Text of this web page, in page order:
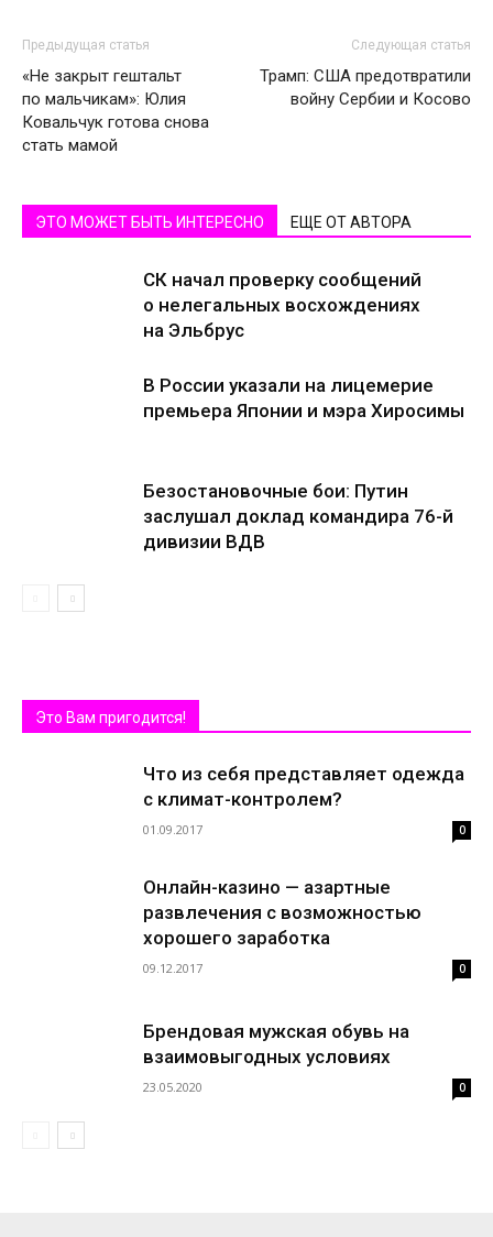
Предыдущая статья
«Не закрыт гештальт
по мальчикам»: Юлия
Ковальчук готова снова
стать мамой
Следующая статья
Трамп: США предотвратили
войну Сербии и Косово
ЭТО МОЖЕТ БЫТЬ ИНТЕРЕСНО ЕЩЕ ОТ АВТОРА
СК начал проверку сообщений
о нелегальных восхождениях
на Эльбрус
В России указали на лицемерие
премьера Японии и мэра Хиросимы
Безостановочные бои: Путин
заслушал доклад командира 76-й
дивизии ВДВ
Это Вам пригодится!
Что из себя представляет одежда
с климат-контролем?
01.09.2017 0
Онлайн-казино — азартные
развлечения с возможностью
хорошего заработка
09.12.2017 0
Брендовая мужская обувь на
взаимовыгодных условиях
23.05.2020 0